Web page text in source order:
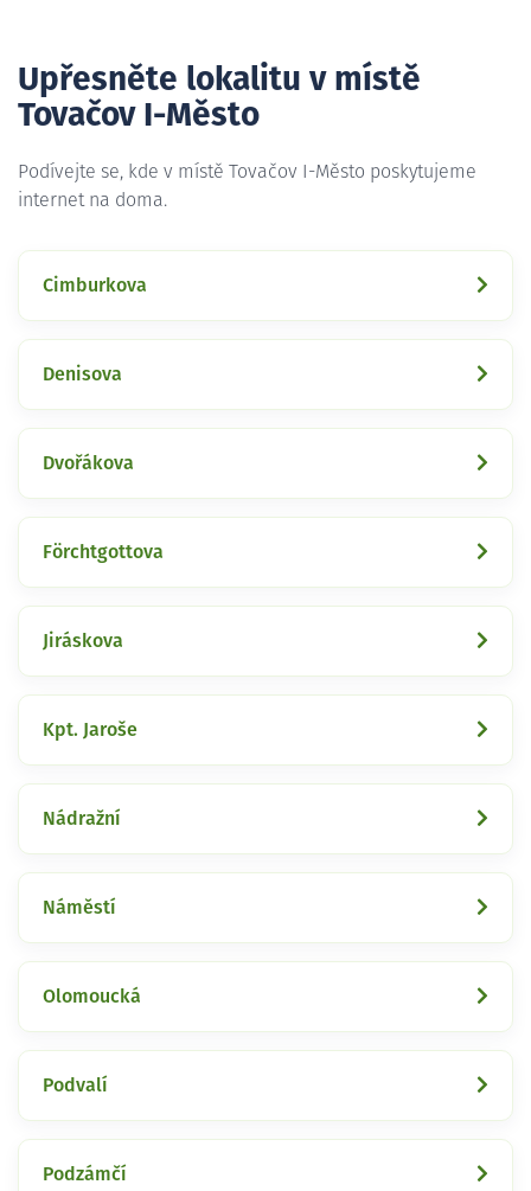
Upřesněte lokalitu v místě
Tovačov I-Město
Podívejte se, kde v místě Tovačov I-Město poskytujeme
internet na doma.
Cimburkova
Denisova
Dvořákova
Förchtgottova
Jiráskova
Kpt. Jaroše
Nádražní
Náměstí
Olomoucká
Podvalí
Podzámčí